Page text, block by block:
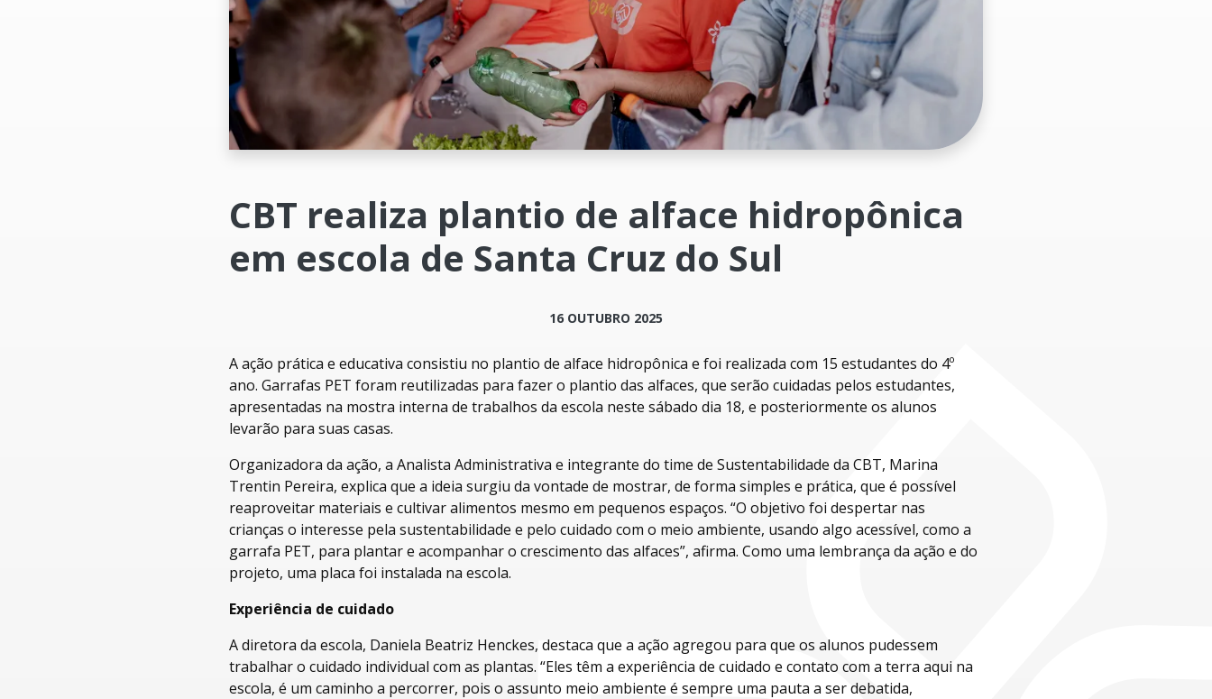
CBT realiza plantio de alface hidropônica
em escola de Santa Cruz do Sul
16 OUTUBRO 2025
A ação prática e educativa consistiu no plantio de alface hidropônica e foi realizada com 15 estudantes do 4º
ano. Garrafas PET foram reutilizadas para fazer o plantio das alfaces, que serão cuidadas pelos estudantes,
apresentadas na mostra interna de trabalhos da escola neste sábado dia 18, e posteriormente os alunos
levarão para suas casas.
Organizadora da ação, a Analista Administrativa e integrante do time de Sustentabilidade da CBT, Marina
Trentin Pereira, explica que a ideia surgiu da vontade de mostrar, de forma simples e prática, que é possível
reaproveitar materiais e cultivar alimentos mesmo em pequenos espaços. “O objetivo foi despertar nas
crianças o interesse pela sustentabilidade e pelo cuidado com o meio ambiente, usando algo acessível, como a
garrafa PET, para plantar e acompanhar o crescimento das alfaces”, afirma. Como uma lembrança da ação e do
projeto, uma placa foi instalada na escola.
Experiência de cuidado
A diretora da escola, Daniela Beatriz Henckes, destaca que a ação agregou para que os alunos pudessem
trabalhar o cuidado individual com as plantas. “Eles têm a experiência de cuidado e contato com a terra aqui na
escola, é um caminho a percorrer, pois o assunto meio ambiente é sempre uma pauta a ser debatida,